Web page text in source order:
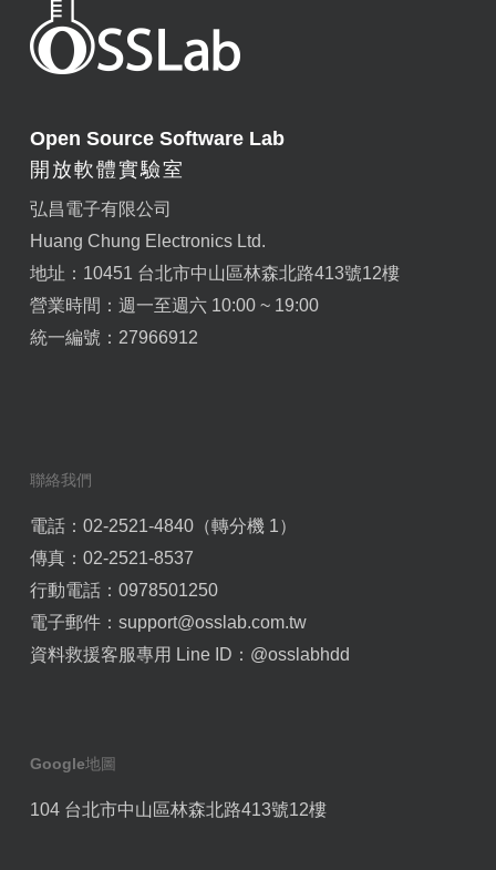
Open Source Software Lab
開放軟體實驗室
弘昌電子有限公司
Huang Chung Electronics Ltd.
地址：10451 台北市中山區林森北路413號12樓
營業時間：週一至週六 10:00 ~ 19:00
統一編號：27966912
聯絡我們
電話：02-2521-4840（轉分機 1）
傳真：02-2521-8537
行動電話：0978501250
電子郵件： support@osslab.com.tw
資料救援客服專用 Line ID： @osslabhdd
Google地圖
104 台北市中山區林森北路413號12樓